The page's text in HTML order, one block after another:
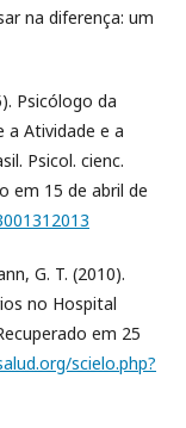
na diferença: um
Psicólogo da
a Atividade e a
Psicol. cienc.
em 15 de abril de
G. T. (2010).
no Hospital
em 25
scielo.php?